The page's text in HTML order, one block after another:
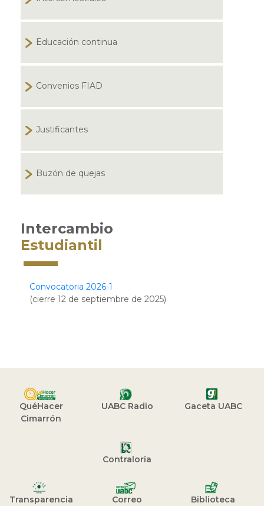
Educación continua
Convenios FIAD
Justificantes
Buzón de quejas
Intercambio
Estudiantil
Convocatoria 2026-1
(cierre 12 de septiembre de 2025)
QuéHacer
Cimarrón
UABC Radio Gaceta UABC
Contraloría
Transparencia Correo Biblioteca